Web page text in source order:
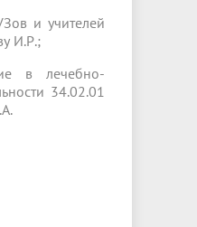
и учителей
И.Р.;
в лечебно-
34.02.01